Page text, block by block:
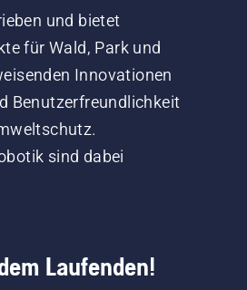
und bietet
für Wald, Park und
Innovationen
Benutzerfreundlichkeit
sind dabei
Laufenden!